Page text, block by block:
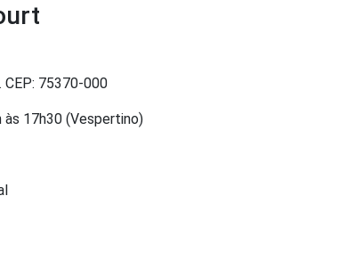
CEP: 75370-000
às 17h30 (Vespertino)